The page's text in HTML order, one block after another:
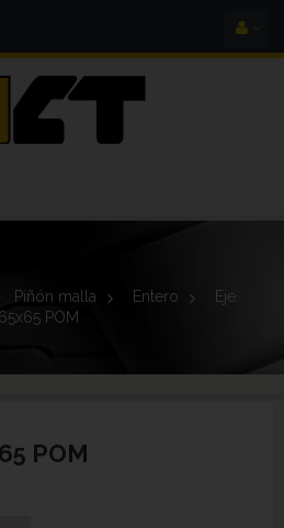
Piñón malla > Entero >
Eje
POM
POM